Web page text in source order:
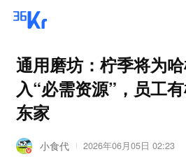
通用磨坊：柠季将为
入“必需资源”，员工
东家
小食代 2026年06月05日 02:23